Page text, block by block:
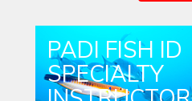
PADI FISH ID
SPECIALTY